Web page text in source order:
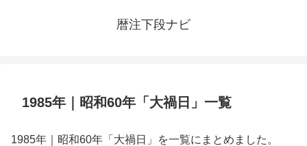
暦注下段ナビ
1985年｜昭和60年「大禍日」一覧
1985年｜昭和60年「大禍日」を一覧にまとめました。